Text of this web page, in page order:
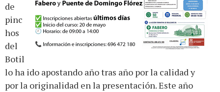
de
pinc
hos
del
Botil
lo ha ido apostando año tras año por la calidad y
por la originalidad en la presentación. Este año